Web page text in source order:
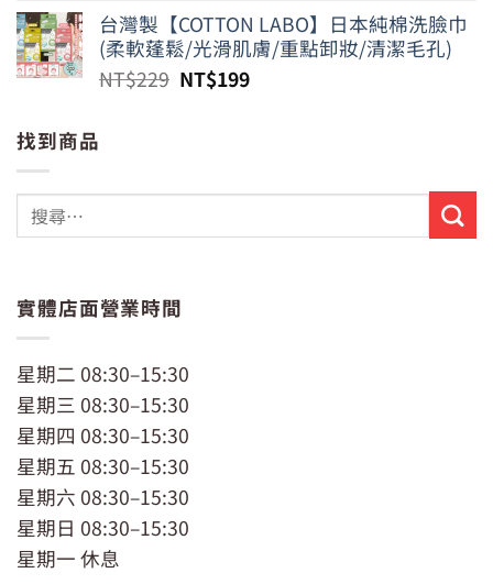
價
格：
NT$799。
價
格：
NT$650。
台灣製【COTTON LABO】日本純棉洗臉巾
(柔軟蓬鬆/光滑肌膚/重點卸妝/清潔毛孔)
NT$229 原
NT$199目
找到商品
實體店面營業時間
星期二 08:30–15:30
星期三 08:30–15:30
星期四 08:30–15:30
星期五 08:30–15:30
星期六 08:30–15:30
星期日 08:30–15:30
星期一 休息